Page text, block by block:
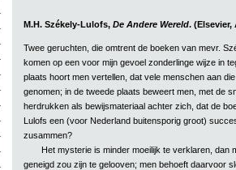
M.H. Székely-Lulofs, De Andere Wereld. (Elsevier,
Twee geruchten, die omtrent de boeken van mevr.
komen op een voor mijn gevoel zonderlinge wijze in
plaats hoort men vertellen, dat vele menschen aan
genomen; in de tweede plaats beweert men, met de
herdrukken als bewijsmateriaal achter zich, dat de
Lulofs een (voor Nederland buitensporig groot)
zusammen?
Het mysterie is minder moeilijk te verklaren, dan
geneigd zou zijn te gelooven; men behoeft daarvoor